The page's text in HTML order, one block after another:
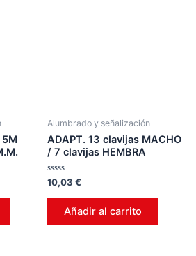
5M
Alumbrado y señalización
ADAPT. 13 clavijas MACHO
/ 7 clavijas HEMBRA
Valorado
en
0
10,03 €
Añadir al carrito